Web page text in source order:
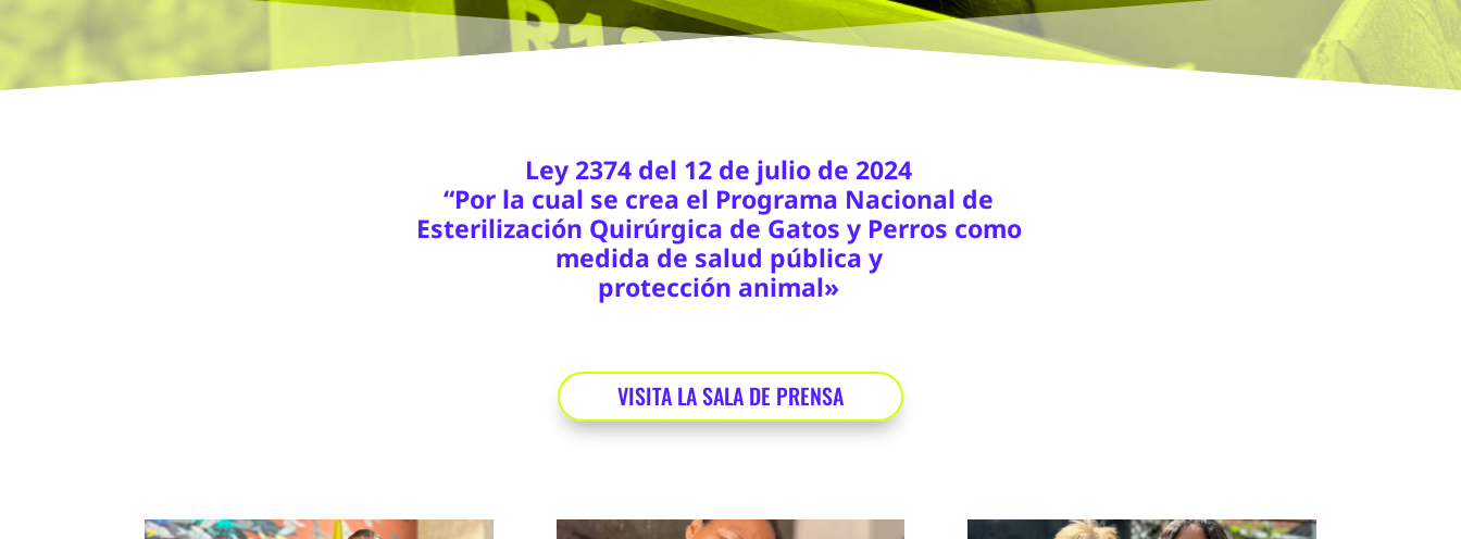
Ley 2374 del 12 de julio de 2024
“Por la cual se crea el Programa Nacional de
Esterilización Quirúrgica de Gatos y Perros como
medida de salud pública y
protección animal»
VISITA LA SALA DE PRENSA